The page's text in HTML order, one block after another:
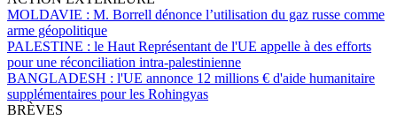
MOLDAVIE : M. Borrell dénonce l’utilisation du gaz russe comme
arme géopolitique
PALESTINE : le Haut Représentant de l'UE appelle à des efforts
pour une réconciliation intra-palestinienne
BANGLADESH : l'UE annonce 12 millions € d'aide humanitaire
supplémentaires pour les Rohingyas
BRÈVES